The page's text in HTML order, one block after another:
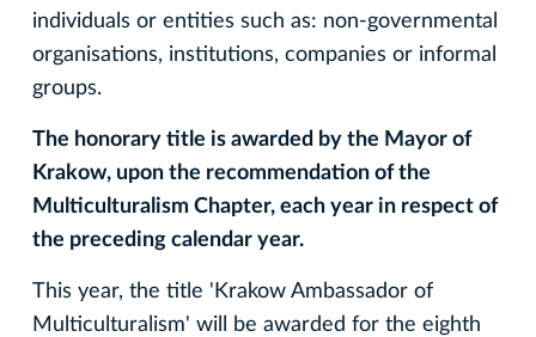
individuals or entities such as: non-governmental
organisations, institutions, companies or informal
groups.
The honorary title is awarded by the Mayor of
Krakow, upon the recommendation of the
Multiculturalism Chapter, each year in respect of
the preceding calendar year.
This year, the title 'Krakow Ambassador of
Multiculturalism' will be awarded for the eighth